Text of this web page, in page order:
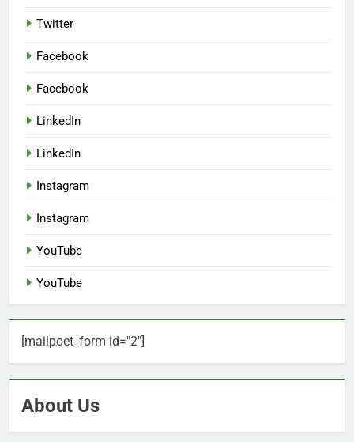
Twitter
Facebook
Facebook
LinkedIn
LinkedIn
Instagram
Instagram
YouTube
YouTube
[mailpoet_form id="2"]
About Us